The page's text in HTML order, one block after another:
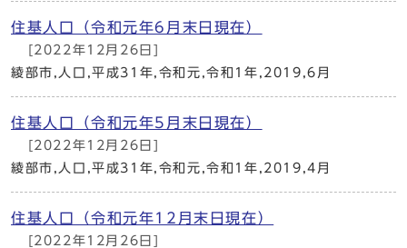
住基人口（令和元年6月末日現在）
[2022年12月26日]
綾部市,人口,平成31年,令和元,令和1年,2019,6月
住基人口（令和元年5月末日現在）
[2022年12月26日]
綾部市,人口,平成31年,令和元,令和1年,2019,4月
住基人口（令和元年12月末日現在）
[2022年12月26日]